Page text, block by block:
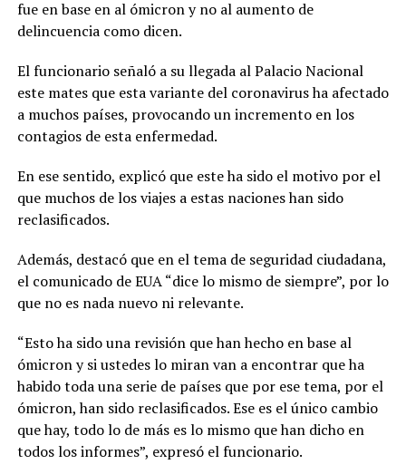
fue en base en al ómicron y no al aumento de
delincuencia como dicen.
El funcionario señaló a su llegada al Palacio Nacional
este mates que esta variante del coronavirus ha afectado
a muchos países, provocando un incremento en los
contagios de esta enfermedad.
En ese sentido, explicó que este ha sido el motivo por el
que muchos de los viajes a estas naciones han sido
reclasificados.
Además, destacó que en el tema de seguridad ciudadana,
el comunicado de EUA “dice lo mismo de siempre”, por lo
que no es nada nuevo ni relevante.
“Esto ha sido una revisión que han hecho en base al
ómicron y si ustedes lo miran van a encontrar que ha
habido toda una serie de países que por ese tema, por el
ómicron, han sido reclasificados. Ese es el único cambio
que hay, todo lo de más es lo mismo que han dicho en
todos los informes”, expresó el funcionario.